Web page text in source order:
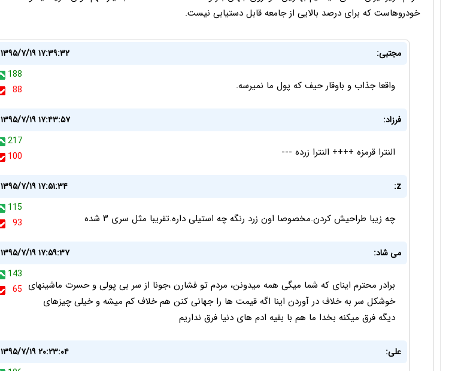
خودروهاست که برای درصد بالایی از جامعه قابل دستیابی نیست.
مجتبی:
۱۳۹۵/۷/۱۹ ۱۷:۳۹:۳۲
188
88
واقعا جذاب و باوقار حیف که پول ما نمیرسه.
فرزاد:
۱۳۹۵/۷/۱۹ ۱۷:۴۳:۵۷
217
100
النترا قرمزه ++++ النترا زرده ---
z:
۱۳۹۵/۷/۱۹ ۱۷:۵۱:۳۴
115
93
چه زیبا طراحیش کردن.مخصوصا اون زرد رنگه چه استیلی داره.تقریبا مثل سری ۳ شده
می شاد:
۱۳۹۵/۷/۱۹ ۱۷:۵۹:۳۷
143
65 برادر محترم اینای که شما میگی همه میدونن، مردم تو فشارن ،جونا از سر بی پولی و حسرت ماشینهای
خوشکل سر به خلاف در آوردن اینا اگه قیمت ها را جهانی کنن هم خلاف کم میشه و خیلی چیزهای
دیگه فرق میکنه بخدا ما هم با بقیه ادم های دنیا فرق نداریم
علی:
۱۳۹۵/۷/۱۹ ۲۰:۲۳:۰۴